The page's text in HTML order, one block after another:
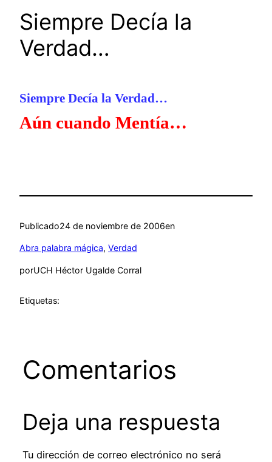
Siempre Decía la
Verdad…
Siempre Decía la Verdad…
Aún cuando Mentía…
Publicado24 de noviembre de 2006en
Abra palabra mágica, Verdad
porUCH Héctor Ugalde Corral
Etiquetas:
Comentarios
Deja una respuesta
Tu dirección de correo electrónico no será